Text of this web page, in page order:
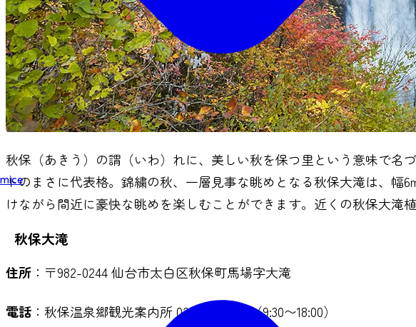
mice
秋保（あきう）の謂（いわ）れに、美しい秋を保つ里という意味で名
トのまさに代表格。錦繍の秋、一層見事な眺めとなる秋保大滝は、幅
けながら間近に豪快な眺めを楽しむことができます。近くの秋保大滝
秋保大滝
住所 ：〒982-0244 仙台市太白区秋保町馬場字大滝
電話 ：秋保温泉郷観光案内所 022-398-2323（9:30〜18:00）